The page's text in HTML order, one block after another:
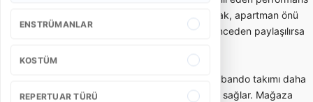
ENSTRÜMANLAR
KOSTÜM
REPERTUAR TÜRÜ
tarzı bu kullanımda önemlidir. Dar sokak, apartman önü
veya açık alan gibi mekan detayları önceden paylaşılırsa
Açılış, kortej ve kurumsal etkinliklerde bando takımı daha
düzenli, ritimli ve dikkat çekici bir akış sağlar. Mağaza